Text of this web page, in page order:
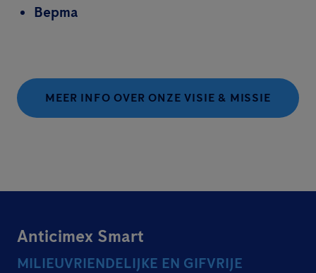
Bepma
MEER INFO OVER ONZE VISIE & MISSIE
Anticimex Smart
MILIEUVRIENDELIJKE EN GIFVRIJE